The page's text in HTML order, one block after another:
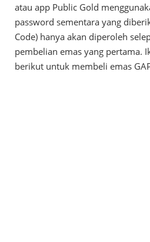
atau app Public Gold
password sementara yang
Code) hanya akan diperoleh
pembelian emas yang pertama.
berikut untuk membeli emas